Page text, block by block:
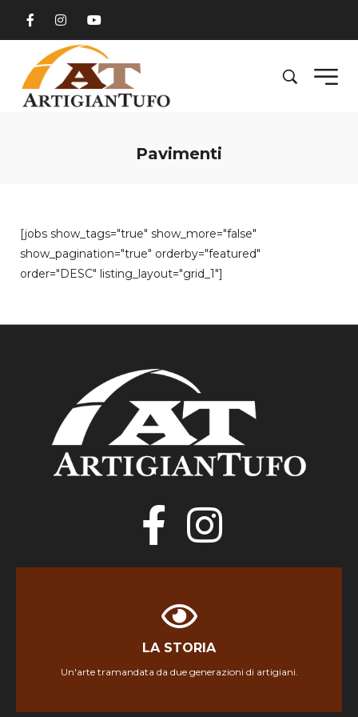
Pavimenti
[jobs show_tags="true" show_more="false"
show_pagination="true" orderby="featured"
order="DESC" listing_layout="grid_1"]
LA STORIA
Un'arte tramandata da due generazioni di artigiani.
LA STORIA
Scopri